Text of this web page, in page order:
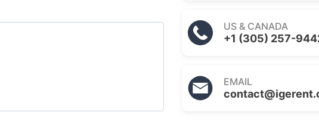
US & CANADA
+1 (305) 257-
EMAIL